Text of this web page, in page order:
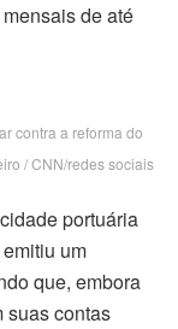
de até
contra a reforma do
/ CNN/redes sociais
portuária
um
que, embora
suas contas